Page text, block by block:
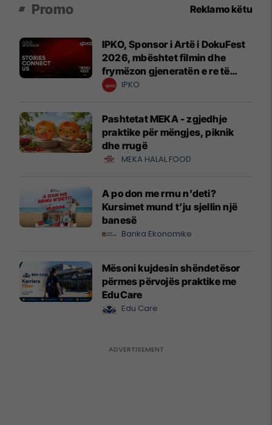
Promo Reklamo këtu
IPKO, Sponsor i Artë i DokuFest
2026, mbështet filmin dhe
frymëzon gjeneratën e re të
krijuesve
IPKO
Pashtetat MEKA - zgjedhje
praktike për mëngjes, piknik
dhe rrugë
MEKA HALAL FOOD
A po don me rrnu n’deti?
Kursimet mund t’ju sjellin një
banesë
Banka Ekonomike
Mësoni kujdesin shëndetësor
përmes përvojës praktike me
EduCare
Edu Care